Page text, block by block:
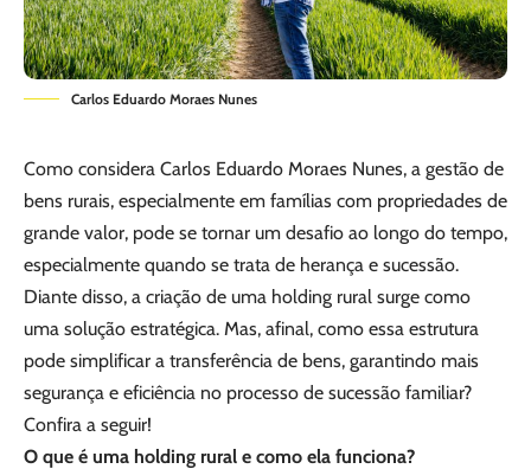
Carlos Eduardo Moraes Nunes
Como considera Carlos Eduardo Moraes Nunes, a gestão de
bens rurais, especialmente em famílias com propriedades de
grande valor, pode se tornar um desafio ao longo do tempo,
especialmente quando se trata de herança e sucessão.
Diante disso, a criação de uma holding rural surge como
uma solução estratégica. Mas, afinal, como essa estrutura
pode simplificar a transferência de bens, garantindo mais
segurança e eficiência no processo de sucessão familiar?
Confira a seguir!
O que é uma holding rural e como ela funciona?